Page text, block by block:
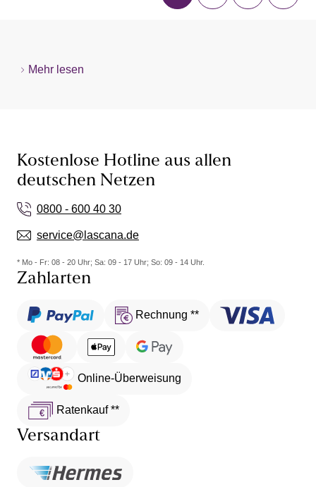
Mehr lesen
Kostenlose Hotline aus allen
deutschen Netzen
0800 - 600 40 30
service@lascana.de
* Mo - Fr: 08 - 20 Uhr; Sa: 09 - 17 Uhr; So: 09 - 14 Uhr.
Zahlarten
Rechnung **
Online-Überweisung
Ratenkauf **
Versandart